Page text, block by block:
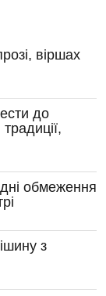
віршах
до
обмеження
з